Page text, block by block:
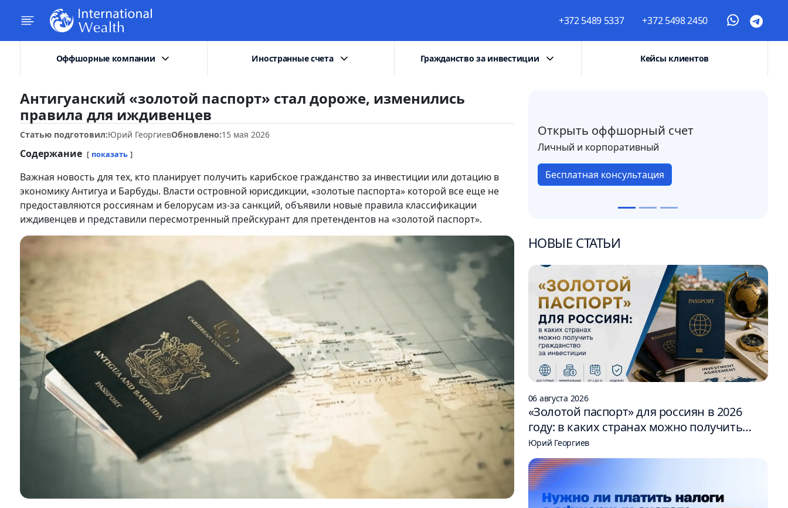
+372 5489 5337 +372 5498 2450
Оффшорные компании Иностранные счета Гражданство за инвестиции Кейсы клиентов
Антигуанский «золотой паспорт» стал дороже, изменились
правила для иждивенцев
Статью подготовил:Юрий ГеоргиевОбновлено:15 мая 2026
Содержание показать
Важная новость для тех, кто планирует получить карибское гражданство за инвестиции или дотацию в
экономику Антигуа и Барбуды. Власти островной юрисдикции, «золотые паспорта» которой все еще не
предоставляются россиянам и белорусам из-за санкций, объявили новые правила классификации
иждивенцев и представили пересмотренный прейскурант для претендентов на «золотой паспорт».
Открыть оффшорный счет
Личный и корпоративный
Бесплатная консультация
НОВЫЕ СТАТЬИ
06 августа 2026
«Золотой паспорт» для россиян в 2026
году: в каких странах можно получить
гражданство за инвестиции
Юрий Георгиев